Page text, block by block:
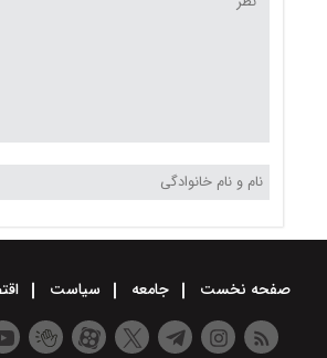
صفحه نخست جامعه سیاست